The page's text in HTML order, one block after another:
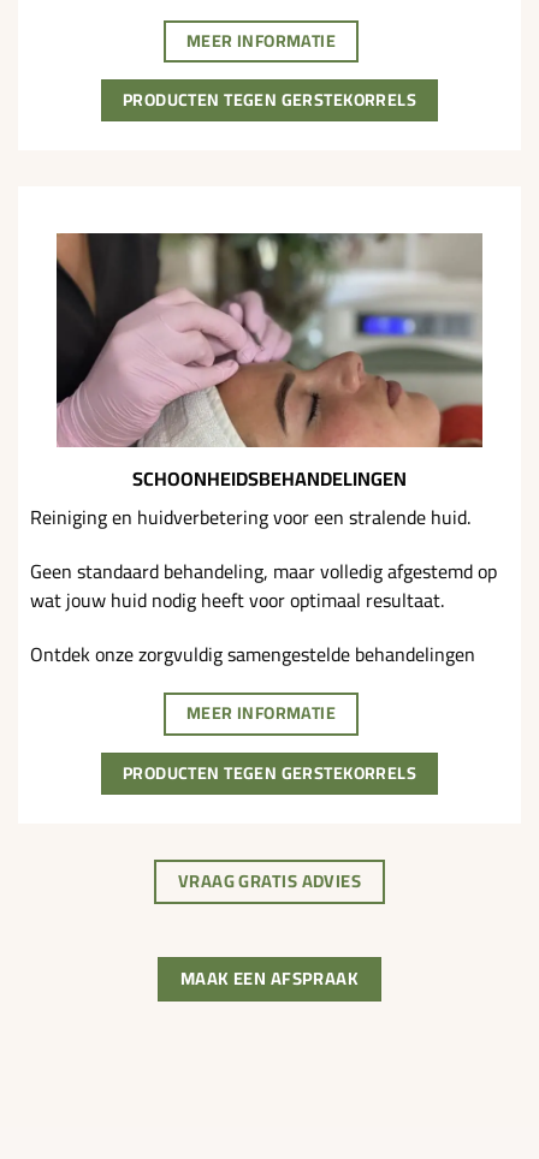
MEER INFORMATIE
PRODUCTEN TEGEN GERSTEKORRELS
SCHOONHEIDSBEHANDELINGEN
Reiniging en huidverbetering voor een stralende huid.
Geen standaard behandeling, maar volledig afgestemd op
wat jouw huid nodig heeft voor optimaal resultaat.
Ontdek onze zorgvuldig samengestelde behandelingen
MEER INFORMATIE
PRODUCTEN TEGEN GERSTEKORRELS
VRAAG GRATIS ADVIES
MAAK EEN AFSPRAAK